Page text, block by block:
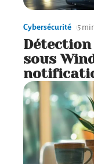
Cybersécurité 5
sous